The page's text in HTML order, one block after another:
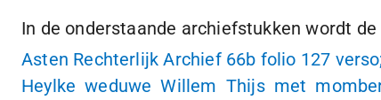
In de onderstaande archiefstukken wordt
Asten Rechterlijk Archief 66b folio 127
Heylke weduwe Willem Thijs met